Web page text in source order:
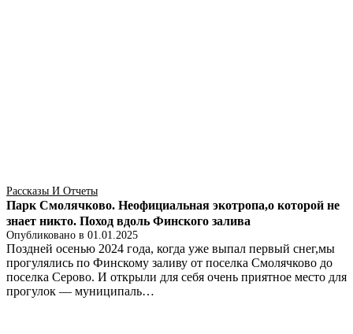
Рассказы И Отчеты
Парк Смолячково. Неофициальная экотропа,о которой не
знает никто. Поход вдоль Финского залива
Опубликовано в 01.01.2025
Поздней осенью 2024 года, когда уже выпал первый снег,мы
прогулялись по Финскому заливу от поселка Смолячково до
поселка Серово. И открыли для себя очень приятное место для
прогулок — муниципаль…